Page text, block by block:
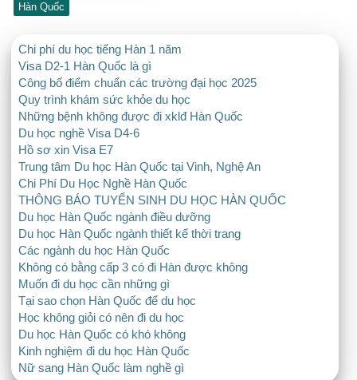
Hàn Quốc
Chi phí du học tiếng Hàn 1 năm
Visa D2-1 Hàn Quốc là gì
Công bố điểm chuẩn các trường đại học 2025
Quy trình khám sức khỏe du học
Những bệnh không được đi xklđ Hàn Quốc
Du học nghề Visa D4-6
Hồ sơ xin Visa E7
Trung tâm Du học Hàn Quốc tại Vinh, Nghệ An
Chi Phí Du Học Nghề Hàn Quốc
THÔNG BÁO TUYỂN SINH DU HỌC HÀN QUỐC
Du học Hàn Quốc ngành điều dưỡng
Du học Hàn Quốc ngành thiết kế thời trang
Các ngành du học Hàn Quốc
Không có bằng cấp 3 có đi Hàn được không
Muốn đi du học cần những gì
Tại sao chọn Hàn Quốc để du học
Học không giỏi có nên đi du học
Du học Hàn Quốc có khó không
Kinh nghiệm đi du học Hàn Quốc
Nữ sang Hàn Quốc làm nghề gì